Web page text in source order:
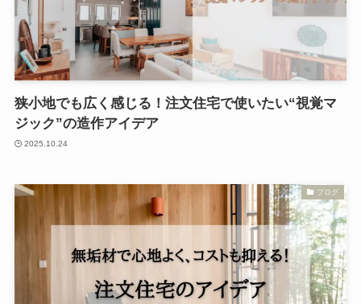
狭小地でも広く感じる！注文住宅で使いたい“視覚マ
ジック”の造作アイデア
2025.10.24
ブログ